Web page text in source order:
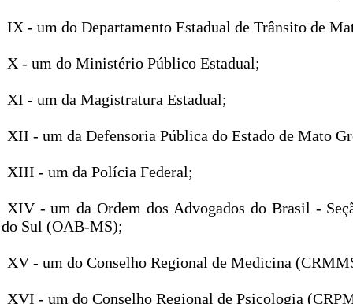
IX - um do Departamento Estadual de Trânsito de
X - um do Ministério Público Estadual;
XI - um da Magistratura Estadual;
XII - um da Defensoria Pública do Estado de Mato
XIII - um da Polícia Federal;
XIV - um da Ordem dos Advogados do Brasil -
do Sul (OAB-MS);
XV - um do Conselho Regional de Medicina
XVI - um do Conselho Regional de Psicologia